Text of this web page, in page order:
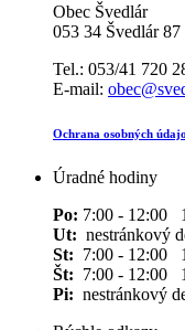
Obec Švedlár
053 34 Švedlár 87
Tel.: 053/41 720
E-mail:
Ochrana osobných
Úradné hodiny
Po: 7:00 - 12:00
Ut: nestránkový
St: 7:00 - 12:00
Št: 7:00 - 12:00
Pi: nestránkový